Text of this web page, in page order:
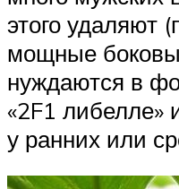
этого удаляют
мощные
нуждаются в
«2F1 либелле»
у ранних или